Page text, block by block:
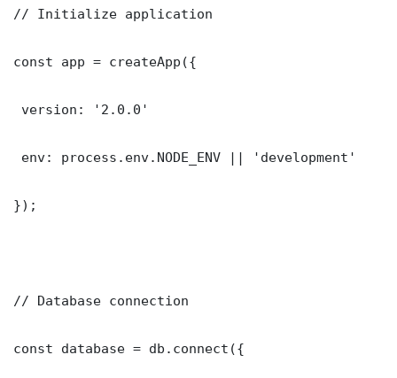
// Initialize application
const app = createApp({
version: '2.0.0'
env: process.env.NODE_ENV || 'development'
});
// Database connection
const database = db.connect({